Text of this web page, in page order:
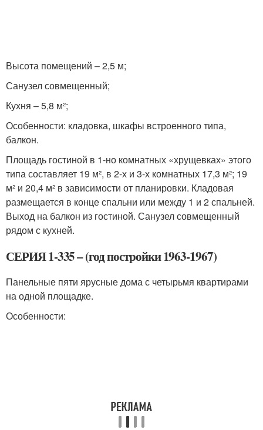
Высота помещений – 2,5 м;
Санузел совмещенный;
Кухня – 5,8 м²;
Особенности: кладовка, шкафы встроенного типа,
балкон.
Площадь гостиной в 1-но комнатных «хрущевках» этого
типа составляет 19 м², в 2-х и 3-х комнатных 17,3 м²; 19
м² и 20,4 м² в зависимости от планировки. Кладовая
размещается в конце спальни или между 1 и 2 спальней.
Выход на балкон из гостиной. Санузел совмещенный
рядом с кухней.
СЕРИЯ 1-335 – (год постройки 1963-1967)
Панельные пяти ярусные дома с четырьмя квартирами
на одной площадке.
Особенности: